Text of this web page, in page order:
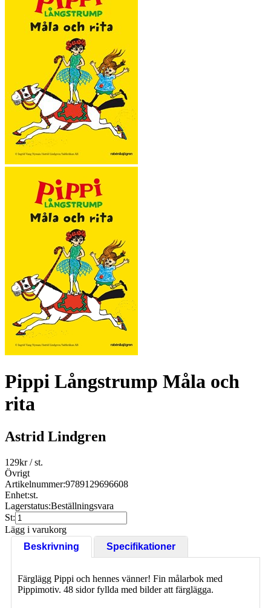
Pippi Långstrump Måla och
rita
Astrid Lindgren
129kr/ st.
Övrigt
Artikelnummer:9789129696608
Enhet:st.
Lagerstatus:Beställningsvara
St:
Lägg i varukorg
Beskrivning
Specifikationer
Färglägg Pippi och hennes vänner! Fin målarbok med
Pippimotiv. 48 sidor fyllda med bilder att färglägga.